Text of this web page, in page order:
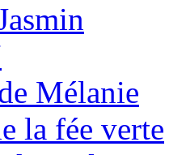
Mélanie
la fée verte